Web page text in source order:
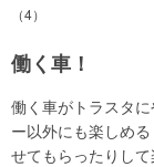
（4）
働く車！
働く車がトラスタ
ー以外にも楽しめ
せてもらったりし